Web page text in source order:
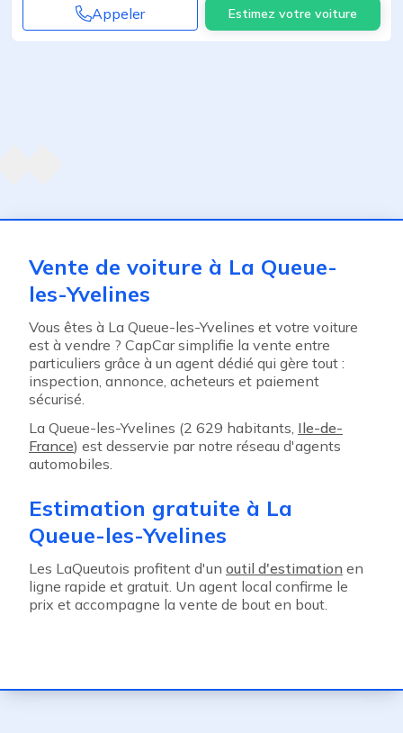
Appeler Estimez votre voiture
Vente de voiture à La Queue-
les-Yvelines
Vous êtes à La Queue-les-Yvelines et votre voiture
est à vendre ? CapCar simplifie la vente entre
particuliers grâce à un agent dédié qui gère tout :
inspection, annonce, acheteurs et paiement
sécurisé.
La Queue-les-Yvelines (2 629 habitants, Ile-de-
France) est desservie par notre réseau d'agents
automobiles.
Estimation gratuite à La
Queue-les-Yvelines
Les LaQueutois profitent d'un outil d'estimation en
ligne rapide et gratuit. Un agent local confirme le
prix et accompagne la vente de bout en bout.